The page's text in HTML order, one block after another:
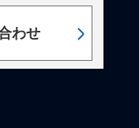
わせ